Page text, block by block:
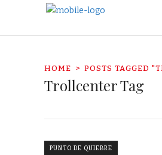
HOME POSTS TAGGED
Trollcenter Tag
PUNTO DE QUIEBRE